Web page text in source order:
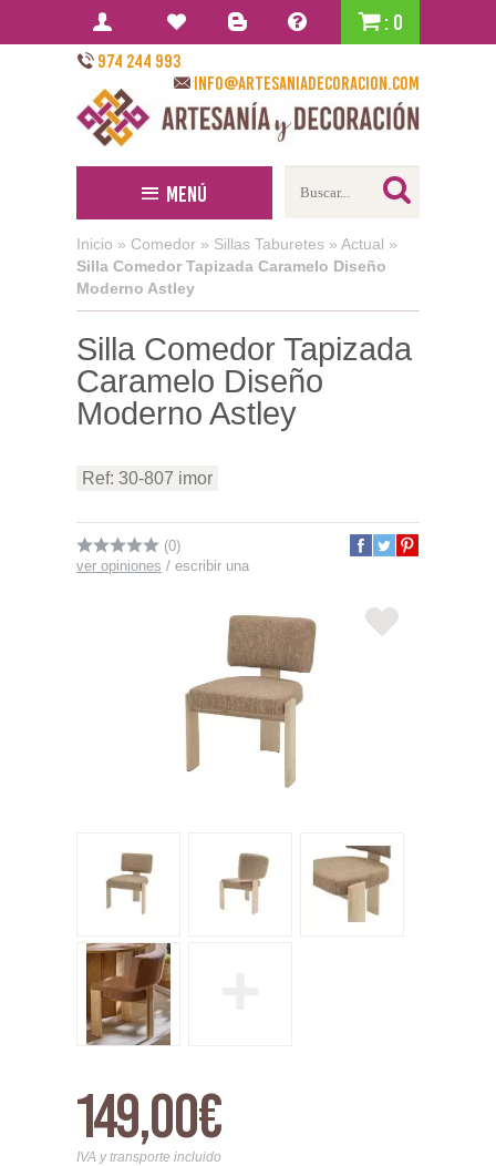
: 0
974 244 993
info@artesaniadecoracion.com
Menú
Inicio » Comedor » Sillas Taburetes » Actual »
Silla Comedor Tapizada Caramelo Diseño
Moderno Astley
Silla Comedor Tapizada
Caramelo Diseño
Moderno Astley
Ref: 30-807 imor
(0)
ver opiniones / escribir una
149,00€
IVA y transporte incluido